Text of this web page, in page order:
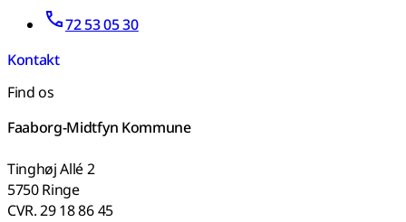
72 53 05 30
Kontakt
Find os
Faaborg-Midtfyn Kommune
Tinghøj Allé 2
5750 Ringe
CVR. 29 18 86 45